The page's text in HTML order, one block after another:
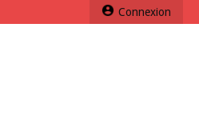
Connexion